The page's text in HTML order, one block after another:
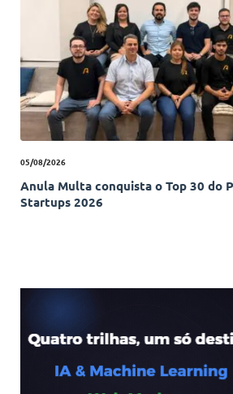
05/08/2026
Anula Multa conquista o Top 30 do
Startups 2026